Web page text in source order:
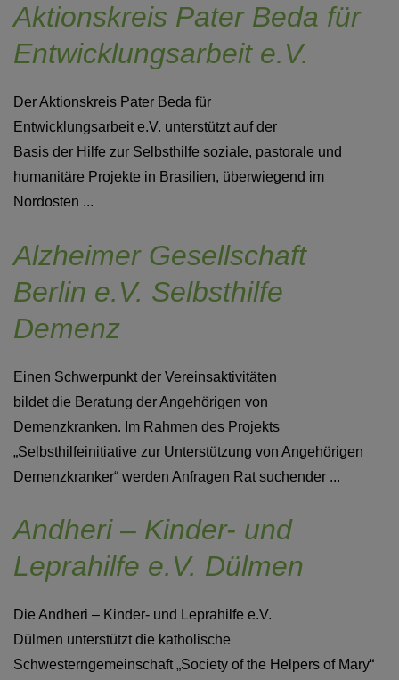
Aktionskreis Pater Beda für
Entwicklungsarbeit e.V.
Der Aktionskreis Pater Beda für
Entwicklungsarbeit e.V. unterstützt auf der
Basis der Hilfe zur Selbsthilfe soziale, pastorale und
humanitäre Projekte in Brasilien, überwiegend im
Nordosten ...
Alzheimer Gesellschaft
Berlin e.V. Selbsthilfe
Demenz
Einen Schwerpunkt der Vereinsaktivitäten
bildet die Beratung der Angehörigen von
Demenzkranken. Im Rahmen des Projekts
„Selbsthilfeinitiative zur Unterstützung von Angehörigen
Demenzkranker“ werden Anfragen Rat suchender ...
Andheri – Kinder- und
Leprahilfe e.V. Dülmen
Die Andheri – Kinder- und Leprahilfe e.V.
Dülmen unterstützt die katholische
Schwesterngemeinschaft „Society of the Helpers of Mary“